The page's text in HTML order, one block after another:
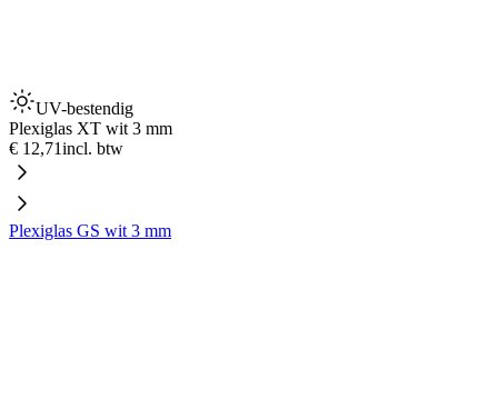
UV-bestendig
Plexiglas XT wit 3 mm
€ 12,71incl. btw
Plexiglas GS wit 3 mm